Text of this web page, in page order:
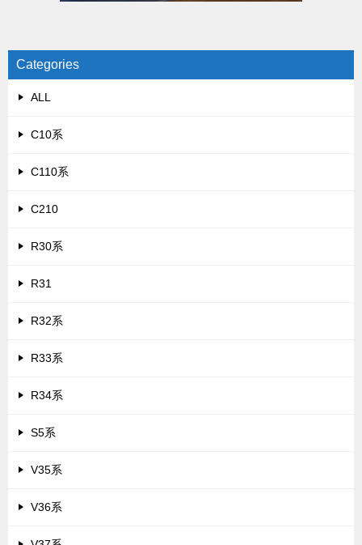
Categories
ALL
C10系
C110系
C210
R30系
R31
R32系
R33系
R34系
S5系
V35系
V36系